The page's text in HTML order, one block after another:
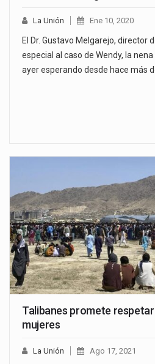
La Unión Ene 10, 2020
El Dr. Gustavo Melgarejo, director
especial al caso de Wendy, la
ayer esperando desde hace más
Talibanes promete
mujeres
La Unión Ago 17, 2021